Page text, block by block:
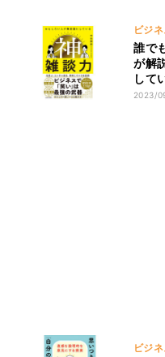
ビジ
誰で
が解
して
2023/
ビジ